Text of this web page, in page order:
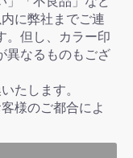
に弊社までご連
。但し、カラー印
異なるものもござ
たします。
様のご都合によ